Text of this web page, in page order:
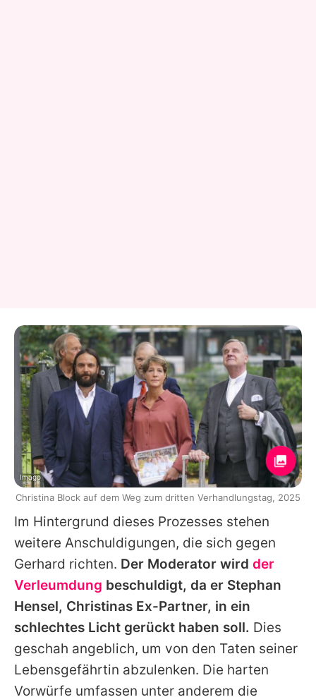
Im Hintergrund dieses Prozesses stehen
weitere Anschuldigungen, die sich gegen
Gerhard richten. Der Moderator wird der
Verleumdung beschuldigt, da er Stephan
Hensel, Christinas Ex-Partner, in ein
schlechtes Licht gerückt haben soll. Dies
geschah angeblich, um von den Taten seiner
Lebensgefährtin abzulenken. Die harten
Vorwürfe umfassen unter anderem die
Imago
Christina Block auf dem Weg zum dritten Verhandlungstag, 2025